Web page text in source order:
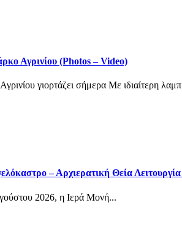
Αγρινίου (Photos – Video)
γιορτάζει σήμερα Με ιδιαίτερη
– Αρχιερατική Θεία
2026, η Ιερά Μονή...